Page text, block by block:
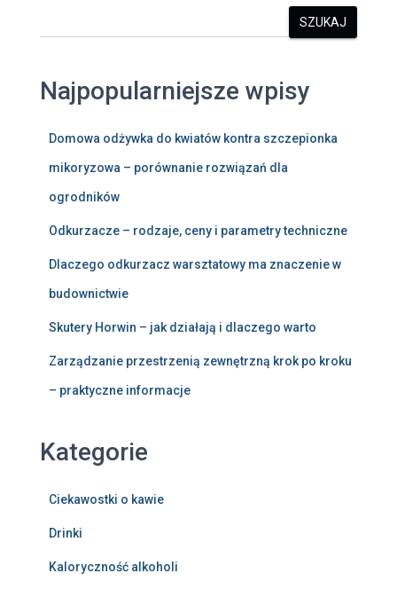
SZUKAJ
Najpopularniejsze wpisy
Domowa odżywka do kwiatów kontra szczepionka
mikoryzowa – porównanie rozwiązań dla
ogrodników
Odkurzacze – rodzaje, ceny i parametry techniczne
Dlaczego odkurzacz warsztatowy ma znaczenie w
budownictwie
Skutery Horwin – jak działają i dlaczego warto
Zarządzanie przestrzenią zewnętrzną krok po kroku
– praktyczne informacje
Kategorie
Ciekawostki o kawie
Drinki
Kaloryczność alkoholi